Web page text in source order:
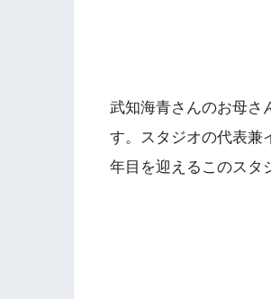
武知海青さんのお母さ
す。スタジオの代表兼
年目を迎えるこのスタ